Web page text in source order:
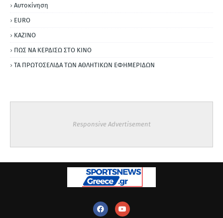
Αυτοκίνηση
ΕURO
ΚΑΖΙΝΟ
ΠΩΣ ΝΑ ΚΕΡΔΙΣΩ ΣΤΟ ΚΙΝΟ
ΤΑ ΠΡΩΤΟΣΕΛΙΔΑ ΤΩΝ ΑΘΛΗΤΙΚΩΝ ΕΦΗΜΕΡΙΔΩΝ
Responsive Advertisement